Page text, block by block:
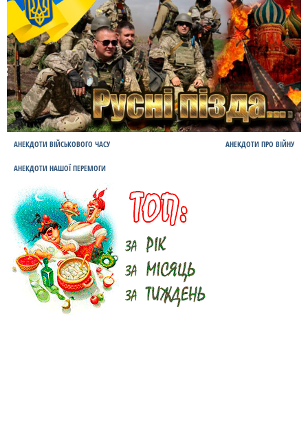
АНЕКДОТИ ВІЙСЬКОВОГО ЧАСУ АНЕКДОТИ ПРО ВІЙНУ
АНЕКДОТИ НАШОЇ ПЕРЕМОГИ